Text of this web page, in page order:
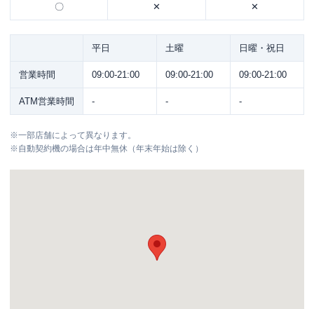
〇 ✕ ✕
平日 土曜 日曜・祝日
営業時間 09:00-21:00 09:00-21:00 09:00-21:00
ATM営業時間 - - -
※一部店舗によって異なります。
※自動契約機の場合は年中無休（年末年始は除く）